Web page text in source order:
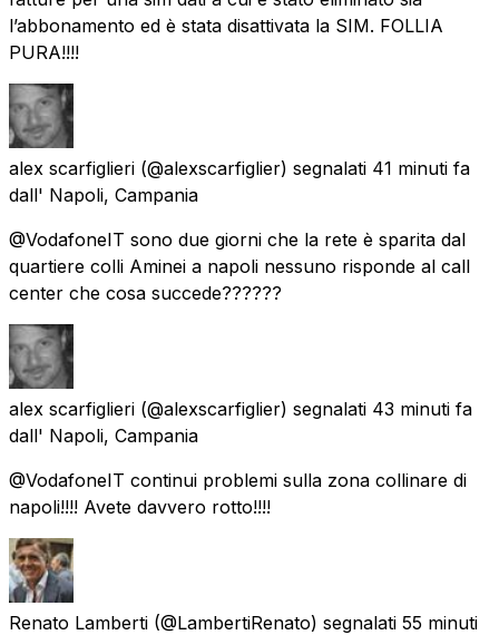
l’abbonamento ed è stata disattivata la SIM. FOLLIA
PURA!!!!
alex scarfiglieri (@alexscarfiglier) segnalati 41 minuti fa
dall' Napoli, Campania
@VodafoneIT sono due giorni che la rete è sparita dal
quartiere colli Aminei a napoli nessuno risponde al call
center che cosa succede??????
alex scarfiglieri (@alexscarfiglier) segnalati 43 minuti fa
dall' Napoli, Campania
@VodafoneIT continui problemi sulla zona collinare di
napoli!!!! Avete davvero rotto!!!!
Renato Lamberti (@LambertiRenato) segnalati 55 minuti